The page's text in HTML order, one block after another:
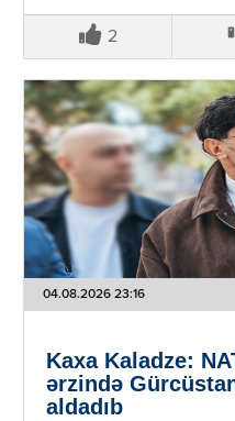
2
04.08.2026 23:16
Kaxa Kaladze:
ərzində
aldadıb